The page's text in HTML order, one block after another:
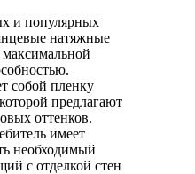
и популярных
натяжные
собой пленку
предлагают
оттенков.
имеет
необходимый
с отделкой стен